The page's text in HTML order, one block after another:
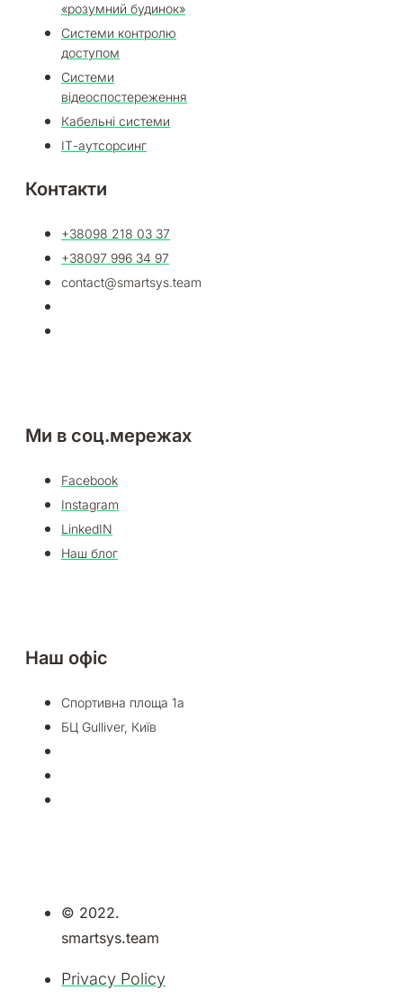
«розумний будинок»
Системи контролю
доступом
Системи
відеоспостереження
Кабельні системи
ІТ-аутсорсинг
Контакти
+38098 218 03 37​
+38097 996 34 97
contact@smartsys.team
Ми в соц.мережах
Facebook
Instagram
LinkedIN
Наш блог
Наш офіс
Спортивна площа 1а
БЦ Gulliver, Київ
© 2022.
smartsys.team
Privacy Policy